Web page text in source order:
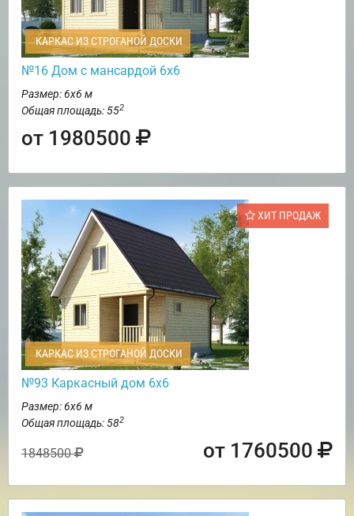
КАРКАС ИЗ СТРОГАНОЙ ДОСКИ
№16 Дом с мансардой 6х6
Размер: 6х6 м
Общая площадь: 552
от 1980500
ХИТ ПРОДАЖ
КАРКАС ИЗ СТРОГАНОЙ ДОСКИ
№93 Каркасный дом 6х6
Размер: 6х6 м
Общая площадь: 582
1848500 от 1760500